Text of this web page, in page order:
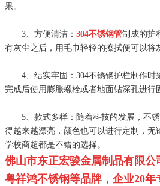
果。
3、方便清洁： 304不锈钢管制成的护
有灰尘之后，用毛巾轻轻的擦拭便可以将
4、结实牢固：304不锈钢护栏制作
完成后使用膨胀螺栓或者地面钻深孔进行
5、款式多样：随着科技的发展，不
得越来越漂亮，颜色也可以进行定制，无
学校商超都是不错的选择。
佛山市东正宏骏金属制品有限公
粤祥鸿不锈钢等品牌，企业20年